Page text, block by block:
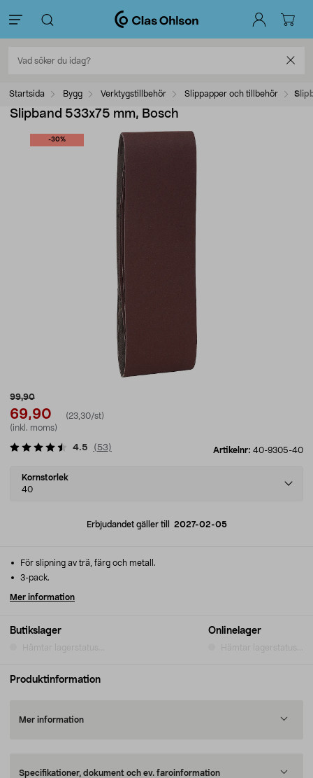
Startsida Bygg Verktygstillbehör Slippapper och tillbehör
Slipband 533x75 mm, Bosch
-30%
99,90
69,90
(23,30/st)
(inkl. moms)
Artikelnr: 40-9305-40
4.5 ( 53)
Select
variant
Kornstorlek
40
Erbjudandet gäller till 2027-02-05
Butikslager
Hämtar lagerstatus...
Onlinelager
Hämtar lagerstatus...
För slipning av trä, färg och metall.
3-pack.
Mer information
Produktinformation
Mer information
Specifikationer, dokument och ev. faroinformation